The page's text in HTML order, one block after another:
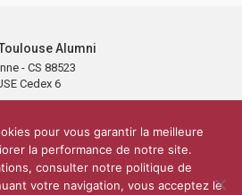
Alumni
- CS 88523
Cedex 6
d’information
Réseaux sociaux
de Sciences Po Toulouse
10 000 diplômés
Politique de confidentialité
Plan du site
pour vous garantir la meilleure
la performance de notre site.
consulter notre politique de
votre navigation, vous acceptez le